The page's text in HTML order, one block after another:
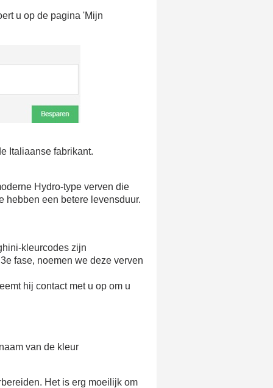
€5 korting
aankoopwaarde van 30€.
bij elke bestelling
eerste bestelling
€5 korting
u op de pagina 'Mijn
Italiaanse fabrikant.
Hydro-type verven die
hebben een betere levensduur.
kleurcodes zijn
fase, noemen we deze verven
hij contact met u op om u
van de kleur
Het is erg moeilijk om